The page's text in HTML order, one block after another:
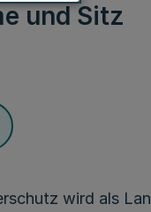
und Sitz
wird als